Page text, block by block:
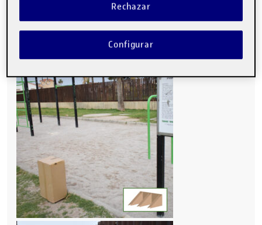
(altavoces o bebidas)
Taburete(subir a las barras)
Rechazar
Configurar